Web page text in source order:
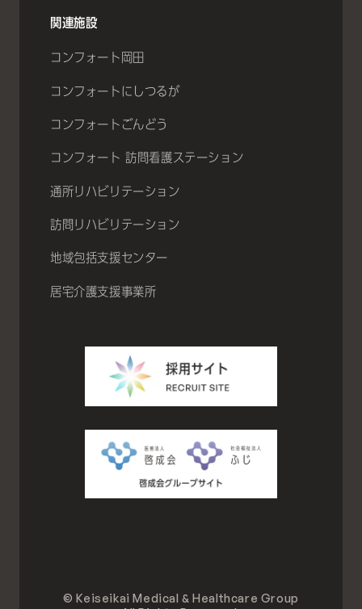
関連施設
コンフォート岡田
コンフォートにしつるが
コンフォートごんどう
コンフォート 訪問看護ステーション
通所リハビリテーション
訪問リハビリテーション
地域包括支援センター
居宅介護支援事業所
© Keiseikai Medical & Healthcare Group